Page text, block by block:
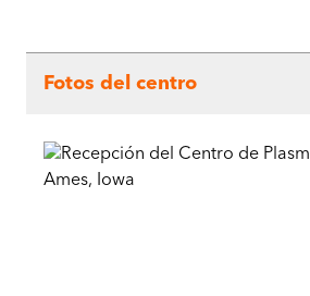
Fotos del centro